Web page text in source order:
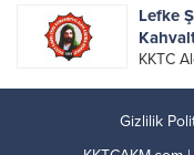
Lefke
KKTC
birledik.
Gizlilik